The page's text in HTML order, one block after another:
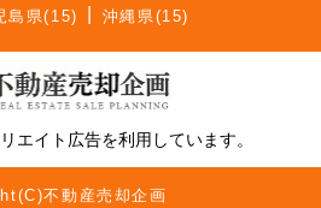
島県(15)
沖縄県(15)
エイト広告を利用しています。
不動産売却企画